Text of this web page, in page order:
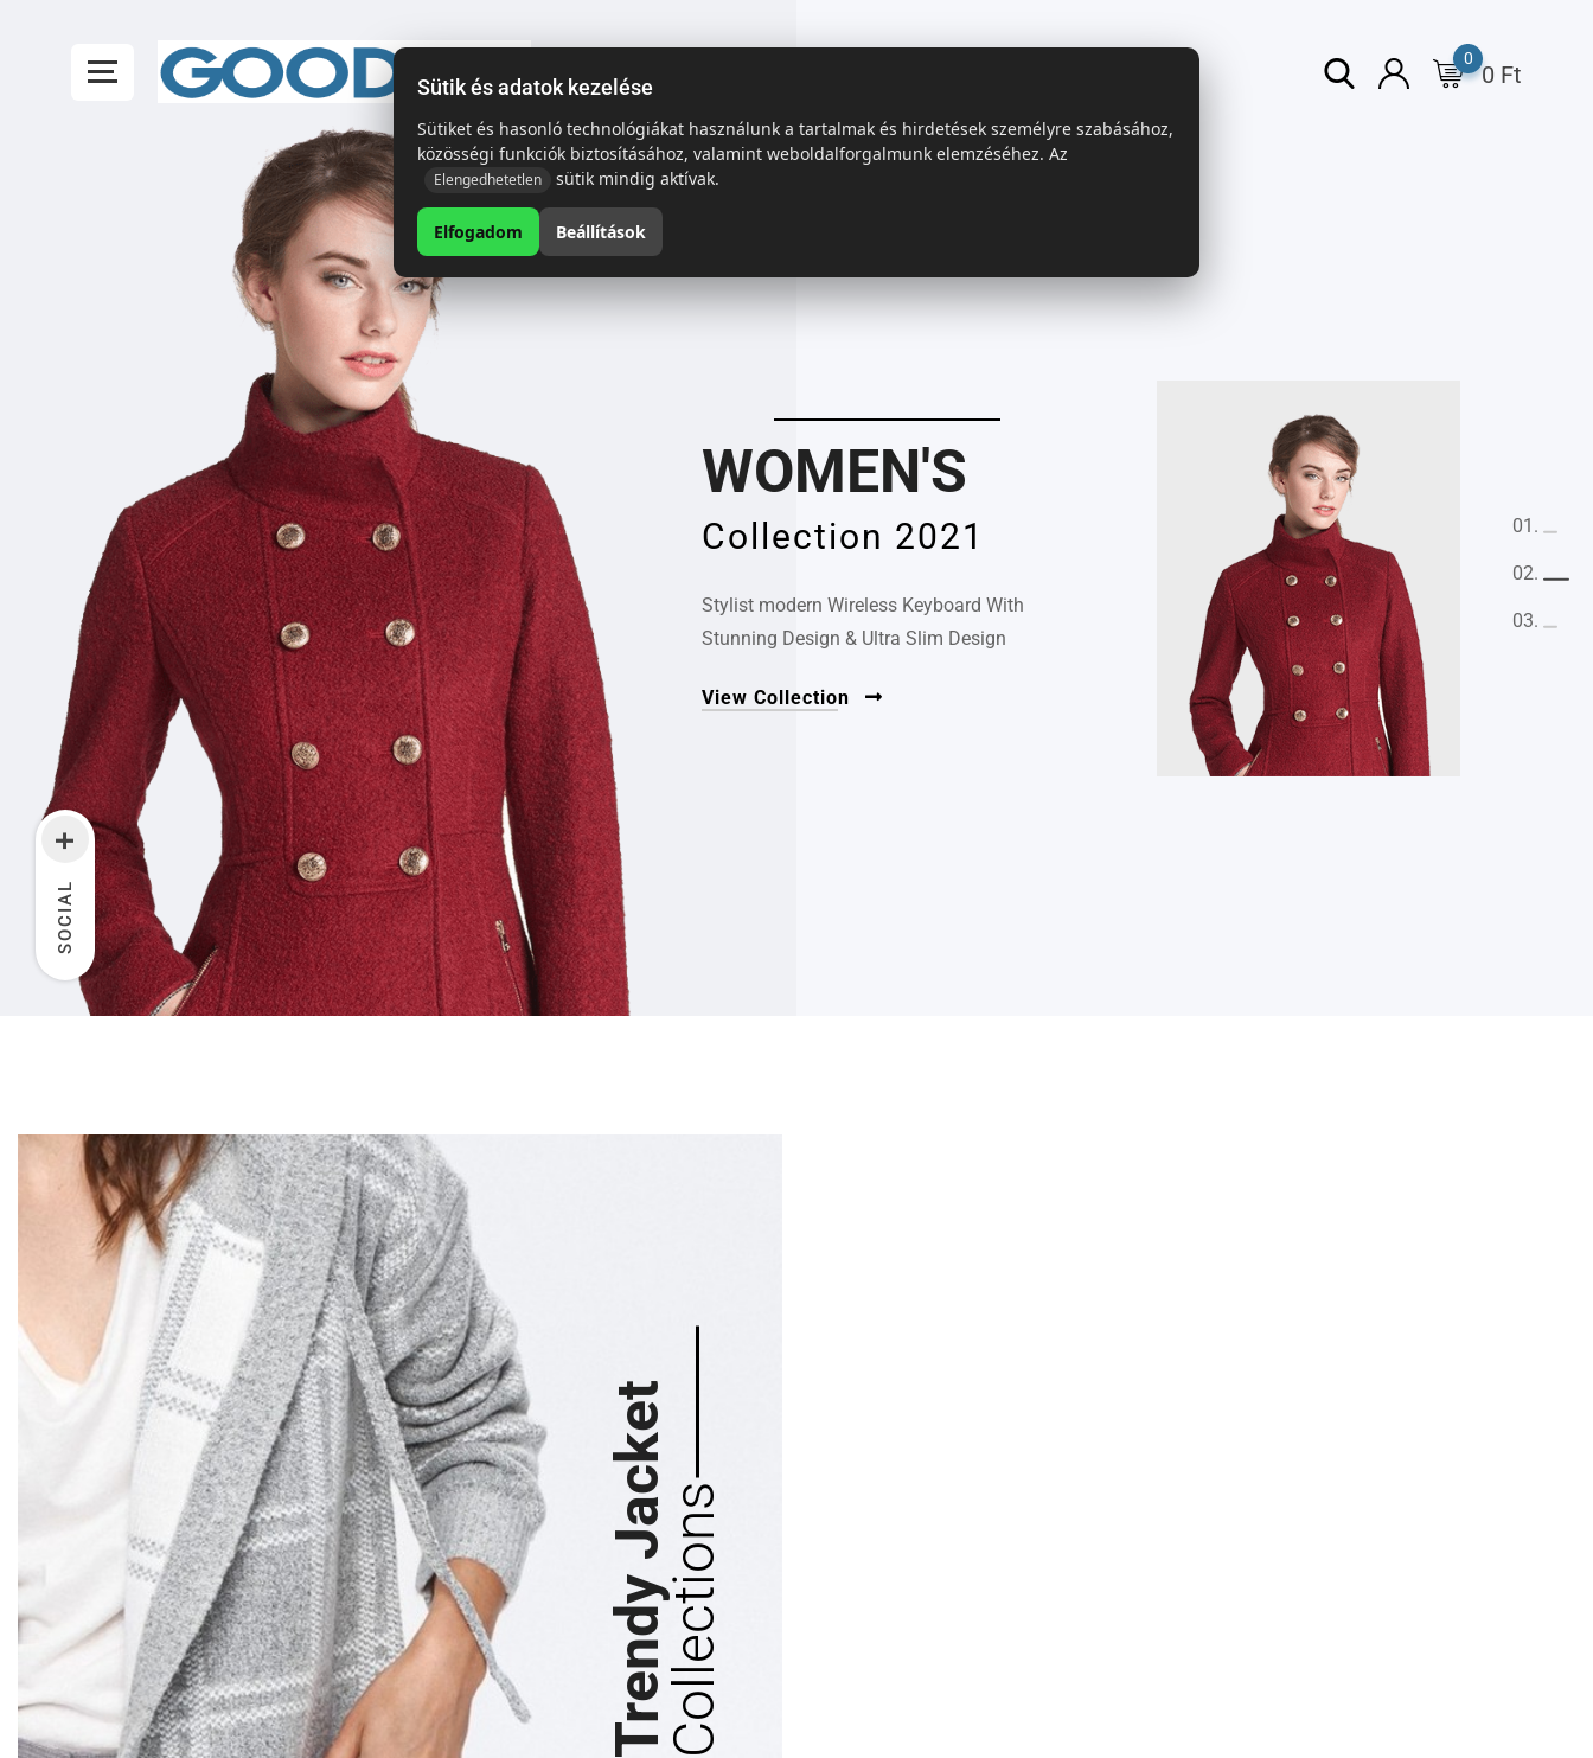
0 Ft
0
WOMEN'S
WOMEN'S
Collection 2021
Stylist modern Wireless Keyboard With
Stunning Design & Ultra Slim Design
View Collection
Stylist modern Wireless Keyboard With
Stunning Design & Ultra Slim Design
View Collection
WOMEN'S
Collection 2021
SOCIAL
+
Trendy JacketCollections
Sütik és adatok kezelése
Sütiket és hasonló technológiákat használunk a tartalmak és hirdetések személyre szabásához,
közösségi funkciók biztosításához, valamint weboldalforgalmunk elemzéséhez. Az
Elengedhetetlen sütik mindig aktívak.
Elfogadom Beállítások